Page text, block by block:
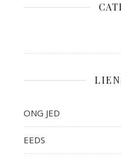
ONG JED
EEDS